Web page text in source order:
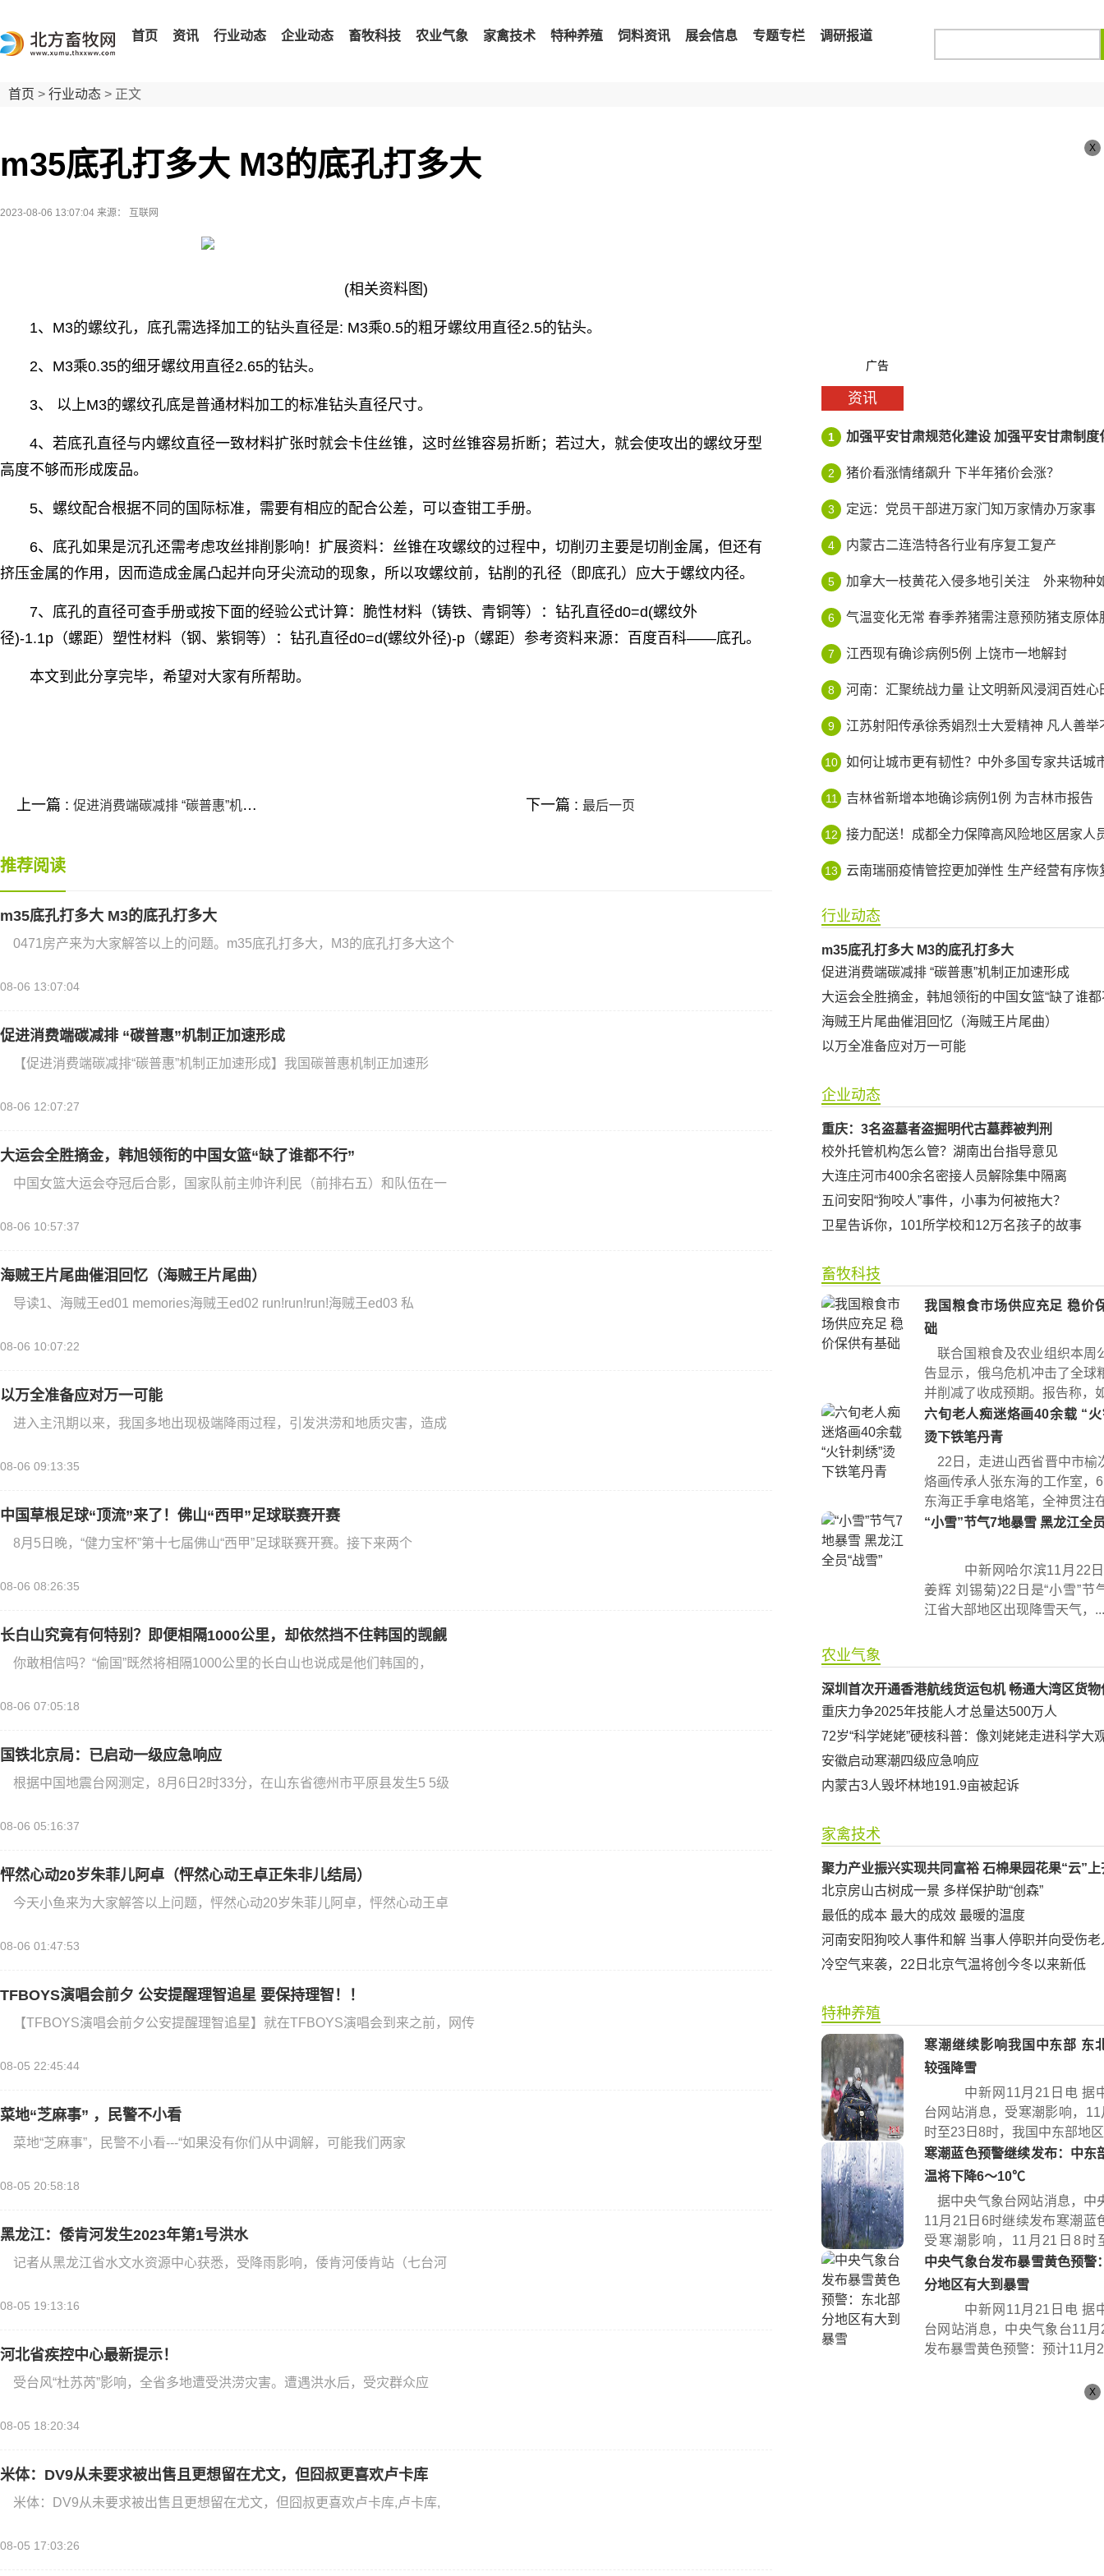
首页 资讯 行业动态 企业动态 畜牧科技 农业气象 家禽技术 特种养殖 饲料资讯 展会信息 专题专栏 调研报道
首页 > 行业动态 > 正文
m35底孔打多大 M3的底孔打多大
2023-08-06 13:07:04 来源： 互联网
(相关资料图)
1、M3的螺纹孔，底孔需选择加工的钻头直径是: M3乘0.5的粗牙螺纹用直径2.5的钻头。
2、M3乘0.35的细牙螺纹用直径2.65的钻头。
3、 以上M3的螺纹孔底是普通材料加工的标准钻头直径尺寸。
4、若底孔直径与内螺纹直径一致材料扩张时就会卡住丝锥，这时丝锥容易折断；若过大，就会使攻出的螺纹牙型
高度不够而形成废品。
5、螺纹配合根据不同的国际标准，需要有相应的配合公差，可以查钳工手册。
6、底孔如果是沉孔还需考虑攻丝排削影响！扩展资料：丝锥在攻螺纹的过程中，切削刃主要是切削金属，但还有
挤压金属的作用，因而造成金属凸起并向牙尖流动的现象，所以攻螺纹前，钻削的孔径（即底孔）应大于螺纹内径。
7、底孔的直径可查手册或按下面的经验公式计算：脆性材料（铸铁、青铜等）：钻孔直径d0=d(螺纹外
径)-1.1p（螺距）塑性材料（钢、紫铜等）：钻孔直径d0=d(螺纹外径)-p（螺距）参考资料来源：百度百科——底孔。
本文到此分享完毕，希望对大家有所帮助。
上一篇 : 促进消费端碳减排 “碳普惠”机制正加速形成 下一篇 : 最后一页
推荐阅读
m35底孔打多大 M3的底孔打多大
0471房产来为大家解答以上的问题。m35底孔打多大，M3的底孔打多大这个
08-06 13:07:04
促进消费端碳减排 “碳普惠”机制正加速形成
【促进消费端碳减排“碳普惠”机制正加速形成】我国碳普惠机制正加速形
08-06 12:07:27
大运会全胜摘金，韩旭领衔的中国女篮“缺了谁都不行”
中国女篮大运会夺冠后合影，国家队前主帅许利民（前排右五）和队伍在一
08-06 10:57:37
海贼王片尾曲催泪回忆（海贼王片尾曲）
导读1、海贼王ed01 memories海贼王ed02 run!run!run!海贼王ed03 私
08-06 10:07:22
以万全准备应对万一可能
进入主汛期以来，我国多地出现极端降雨过程，引发洪涝和地质灾害，造成
08-06 09:13:35
中国草根足球“顶流”来了！佛山“西甲”足球联赛开赛
8月5日晚，“健力宝杯”第十七届佛山“西甲”足球联赛开赛。接下来两个
08-06 08:26:35
长白山究竟有何特别？即便相隔1000公里，却依然挡不住韩国的觊觎
你敢相信吗？“偷国”既然将相隔1000公里的长白山也说成是他们韩国的，
08-06 07:05:18
国铁北京局：已启动一级应急响应
根据中国地震台网测定，8月6日2时33分，在山东省德州市平原县发生5 5级
08-06 05:16:37
怦然心动20岁朱菲儿阿卓（怦然心动王卓正朱非儿结局）
今天小鱼来为大家解答以上问题，怦然心动20岁朱菲儿阿卓，怦然心动王卓
08-06 01:47:53
TFBOYS演唱会前夕 公安提醒理智追星 要保持理智！！
【TFBOYS演唱会前夕公安提醒理智追星】就在TFBOYS演唱会到来之前，网传
08-05 22:45:44
菜地“芝麻事” ，民警不小看
菜地“芝麻事”，民警不小看---“如果没有你们从中调解，可能我们两家
08-05 20:58:18
黑龙江：倭肯河发生2023年第1号洪水
记者从黑龙江省水文水资源中心获悉，受降雨影响，倭肯河倭肯站（七台河
08-05 19:13:16
河北省疾控中心最新提示！
受台风“杜苏芮”影响，全省多地遭受洪涝灾害。遭遇洪水后，受灾群众应
08-05 18:20:34
米体：DV9从未要求被出售且更想留在尤文，但囧叔更喜欢卢卡库
米体：DV9从未要求被出售且更想留在尤文，但囧叔更喜欢卢卡库,卢卡库,
08-05 17:03:26
X
广告
资讯
1 加强平安甘肃规范化建设 加强平安甘肃制度
2 猪价看涨情绪飙升 下半年猪价会涨？
3 定远：党员干部进万家门知万家情办万家事
4 内蒙古二连浩特各行业有序复工复产
5 加拿大一枝黄花入侵多地引关注 外来物种如何
6 气温变化无常 春季养猪需注意预防猪支原体
7 江西现有确诊病例5例 上饶市一地解封
8 河南：汇聚统战力量 让文明新风浸润百姓心
9 江苏射阳传承徐秀娟烈士大爱精神 凡人善举不
10 如何让城市更有韧性？中外多国专家共话城市智
11 吉林省新增本地确诊病例1例 为吉林市报告
12 接力配送！成都全力保障高风险地区居家人员生活
13 云南瑞丽疫情管控更加弹性 生产经营有序恢
行业动态
m35底孔打多大 M3的底孔打多大
促进消费端碳减排 “碳普惠”机制正加速形成
大运会全胜摘金，韩旭领衔的中国女篮“缺了谁都
海贼王片尾曲催泪回忆（海贼王片尾曲）
以万全准备应对万一可能
企业动态
重庆：3名盗墓者盗掘明代古墓葬被判刑
校外托管机构怎么管？湖南出台指导意见
大连庄河市400余名密接人员解除集中隔离
五问安阳“狗咬人”事件，小事为何被拖大？
卫星告诉你，101所学校和12万名孩子的故事
畜牧科技
我国粮食市场供应充足 稳价
础
联合国粮食及农业组织本周
告显示，俄乌危机冲击了全球
并削减了收成预期。报告称，
六旬老人痴迷烙画40余载 “火针刺绣”
烫下铁笔丹青
22日，走进山西省晋中市榆
烙画传承人张东海的工作室，
东海正手拿电烙笔，全神贯注
“小雪”节气7地暴雪 黑龙江全
中新网哈尔滨11月22日
姜辉 刘锡菊)22日是“小雪”节
江省大部地区出现降雪天气，...
农业气象
深圳首次开通香港航线货运包机 畅通大湾区货物
重庆力争2025年技能人才总量达500万人
72岁“科学姥姥”硬核科普：像刘姥姥走进科学大
安徽启动寒潮四级应急响应
内蒙古3人毁坏林地191.9亩被起诉
家禽技术
聚力产业振兴实现共同富裕 石棉果园花果“云”上
北京房山古树成一景 多样保护助“创森”
最低的成本 最大的成效 最暖的温度
河南安阳狗咬人事件和解 当事人停职并向受伤老
冷空气来袭，22日北京气温将创今冬以来新低
特种养殖
寒潮继续影响我国中东部 东
较强降雪
中新网11月21日电 据
台网站消息，受寒潮影响，
时至23日8时，我国中东部地
寒潮蓝色预警继续发布：中东
温将下降6～10℃
据中央气象台网站消息，中
11月21日6时继续发布寒潮蓝
受寒潮影响，11月21日8时
时...
中央气象台发布暴雪黄色预警
分地区有大到暴雪
中新网11月21日电 据
台网站消息，中央气象台11
发布暴雪黄色预警：预计11月
X